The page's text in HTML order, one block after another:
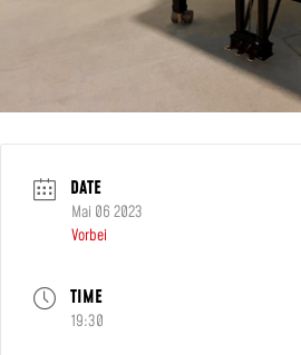
DATE
Mai 06 2023
Vorbei
TIME
19:30